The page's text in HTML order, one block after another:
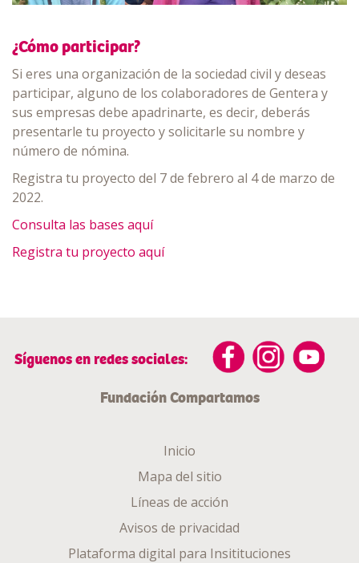
¿Cómo participar?
Si eres una organización de la sociedad civil y deseas
participar, alguno de los colaboradores de Gentera y
sus empresas debe apadrinarte, es decir, deberás
presentarle tu proyecto y solicitarle su nombre y
número de nómina.
Registra tu proyecto del 7 de febrero al 4 de marzo de
2022.
Consulta las bases aquí
Registra tu proyecto aquí
Síguenos en redes sociales:
Fundación Compartamos
Inicio
Mapa del sitio
Líneas de acción
Avisos de privacidad
Plataforma digital para Insitituciones